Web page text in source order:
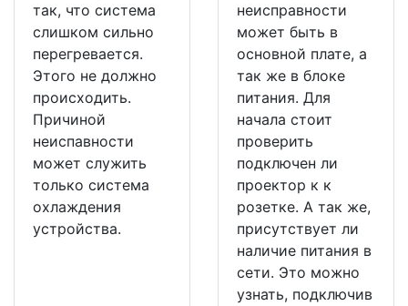
так, что система
слишком сильно
перегревается.
Этого не должно
происходить.
Причиной
неиспавности
может служить
только система
охлаждения
устройства.
неисправности
может быть в
основной плате, а
так же в блоке
питания. Для
начала стоит
проверить
подключен ли
проектор к к
розетке. А так же,
присутствует ли
наличие питания в
сети. Это можно
узнать, подключив